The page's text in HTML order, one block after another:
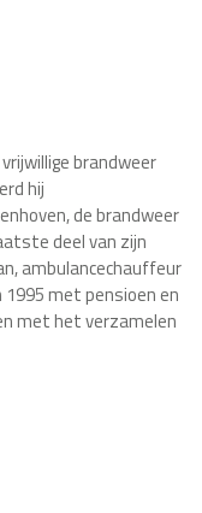
brandweer
hij
de brandweer
deel van zijn
ambulancechauffeur
1995 met pensioen en
met het verzamelen